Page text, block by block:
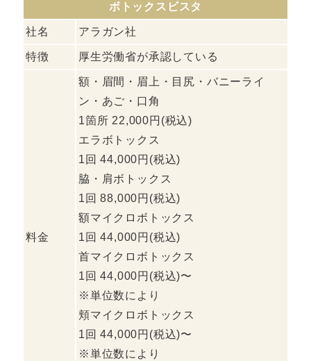
ボトックスビスタ
社名 アラガン社
特徴 厚生労働省が承認している
料金
額・眉間・眉上・目尻・バニーライ
ン・あご・口角
1箇所 22,000円(税込)
エラボトックス
1回 44,000円(税込)
脇・肩ボトックス
1回 88,000円(税込)
額マイクロボトックス
1回 44,000円(税込)
首マイクロボトックス
1回 44,000円(税込)〜
※単位数により
頬マイクロボトックス
1回 44,000円(税込)〜
※単位数により